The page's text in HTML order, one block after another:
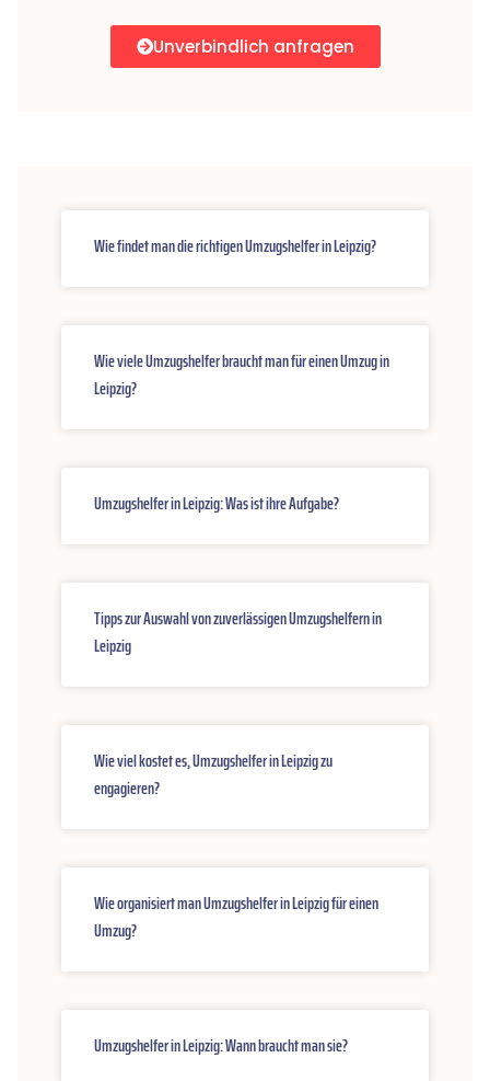
Unverbindlich anfragen
Wie findet man die richtigen Umzugshelfer in Leipzig?
Wie viele Umzugshelfer braucht man für einen Umzug in
Leipzig?
Umzugshelfer in Leipzig: Was ist ihre Aufgabe?
Tipps zur Auswahl von zuverlässigen Umzugshelfern in
Leipzig
Wie viel kostet es, Umzugshelfer in Leipzig zu
engagieren?
Wie organisiert man Umzugshelfer in Leipzig für einen
Umzug?
Umzugshelfer in Leipzig: Wann braucht man sie?